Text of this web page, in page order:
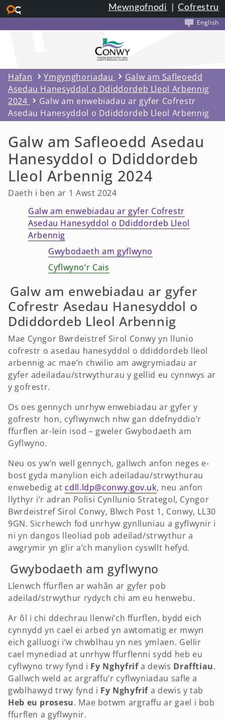
Mewngofnodi | Cofrestru
English
Hafan Ymgynghoriadau
Galw am Safleoedd
Asedau Hanesyddol o Ddiddordeb Lleol Arbennig
2024
Galw am enwebiadau ar gyfer Cofrestr
Asedau Hanesyddol o Ddiddordeb Lleol Arbennig
Galw am Safleoedd Asedau
Hanesyddol o Ddiddordeb
Lleol Arbennig 2024
Daeth i ben ar 1 Awst 2024
Galw am enwebiadau ar gyfer Cofrestr
Asedau Hanesyddol o Ddiddordeb Lleol
Arbennig
Gwybodaeth am gyflwyno
Cyflwyno’r Cais
Galw am enwebiadau ar gyfer
Cofrestr Asedau Hanesyddol o
Ddiddordeb Lleol Arbennig
Mae Cyngor Bwrdeistref Sirol Conwy yn llunio
cofrestr o asedau hanesyddol o ddiddordeb lleol
arbennig ac mae’n chwilio am awgrymiadau ar
gyfer adeiladau/strwythurau y gellid eu cynnwys ar
y gofrestr.
Os oes gennych unrhyw enwebiadau ar gyfer y
gofrestr hon, cyflwynwch nhw gan ddefnyddio’r
ffurflen ar-lein isod – gweler Gwybodaeth am
Gyflwyno.
Neu os yw’n well gennych, gallwch anfon neges e-
bost gyda manylion eich adeiladau/strwythurau
enwebedig at cdll.ldp@conwy.gov.uk, neu anfon
llythyr i’r adran Polisi Cynllunio Strategol, Cyngor
Bwrdeistref Sirol Conwy, Blwch Post 1, Conwy, LL30
9GN. Sicrhewch fod unrhyw gynlluniau a gyflwynir i
ni yn dangos lleoliad pob adeilad/strwythur a
awgrymir yn glir a’ch manylion cyswllt hefyd.
Gwybodaeth am gyflwyno
Llenwch ffurflen ar wahân ar gyfer pob
adeilad/strwythur rydych chi am eu henwebu.
Ar ôl i chi ddechrau llenwi’ch ffurflen, bydd eich
cynnydd yn cael ei arbed yn awtomatig er mwyn
eich galluogi i’w chwblhau yn nes ymlaen. Gellir
cael mynediad at unrhyw ffurflenni sydd heb eu
cyflwyno trwy fynd i Fy Nghyfrifa dewis Drafftiau.
Gallwch weld ac argraffu’r cyflwyniadau safle a
gwblhawyd trwy fynd i Fy Nghyfrif a dewis y tab
Heb eu prosesu. Mae botwm argraffu ar gael i bob
ffurflen a gyflwynir.